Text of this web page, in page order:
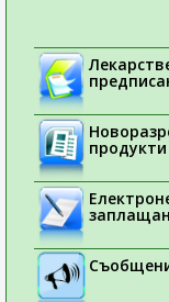
продукти